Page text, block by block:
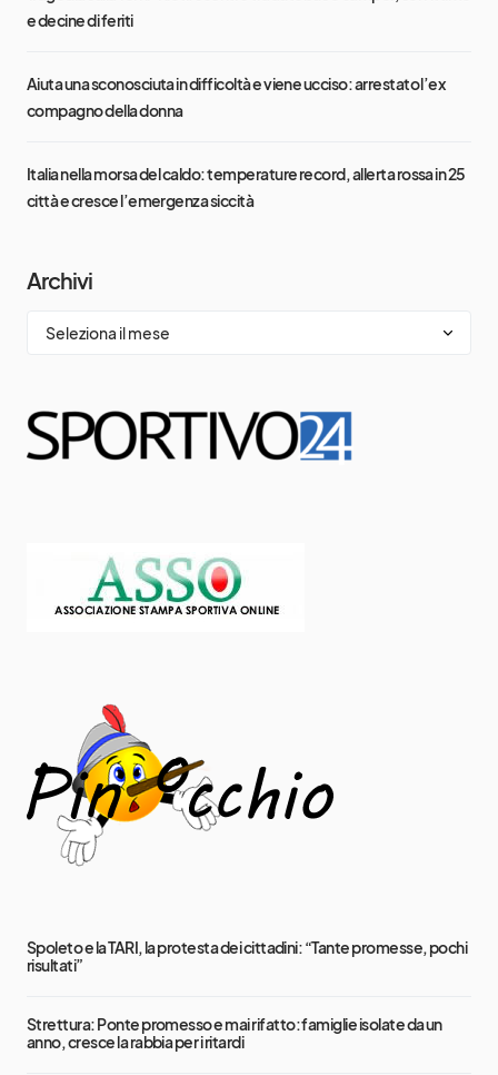
e decine di feriti
Aiuta una sconosciuta in difficoltà e viene ucciso: arrestato l’ex
compagno della donna
Italia nella morsa del caldo: temperature record, allerta rossa in 25
città e cresce l’emergenza siccità
Archivi
Spoleto e la TARI, la protesta dei cittadini: “Tante promesse, pochi
risultati”
Strettura: Ponte promesso e mai rifatto: famiglie isolate da un
anno, cresce la rabbia per i ritardi